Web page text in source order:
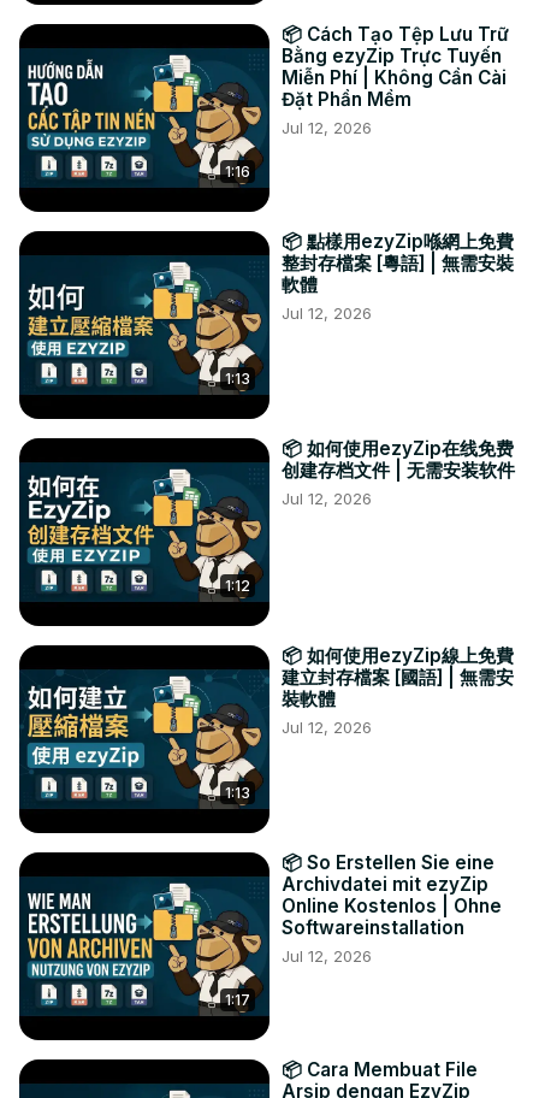
1:16
📦 Cách Tạo Tệp Lưu Trữ
Bằng ezyZip Trực Tuyến
Miễn Phí | Không Cần Cài
Đặt Phần Mềm
Jul 12, 2026
1:13
📦 點樣用ezyZip喺網上免費
整封存檔案 [粵語] | 無需安裝
軟體
Jul 12, 2026
1:12
📦 如何使用ezyZip在线免费
创建存档文件 | 无需安装软件
Jul 12, 2026
1:13
📦 如何使用ezyZip線上免費
建立封存檔案 [國語] | 無需安
裝軟體
Jul 12, 2026
1:17
📦 So Erstellen Sie eine
Archivdatei mit ezyZip
Online Kostenlos | Ohne
Softwareinstallation
Jul 12, 2026
📦 Cara Membuat File
Arsip dengan EzyZip